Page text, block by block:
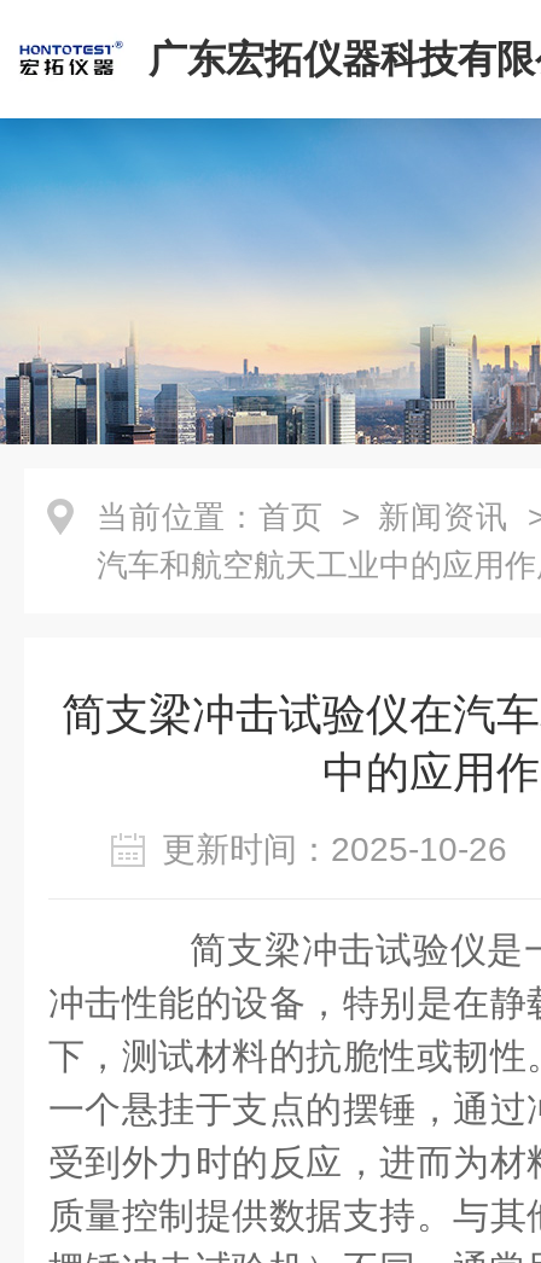
广东宏拓仪器科技有
当前位置： 首页 > 新闻资讯
汽车和航空航天工业中的应用
简支梁冲击试验仪在汽
中的应用
更新时间：2025-10-
简支梁冲击试验仪是
冲击性能的设备，特别是在
下，测试材料的抗脆性或韧
一个悬挂于支点的摆锤，通
受到外力时的反应，进而为
质量控制提供数据支持。与